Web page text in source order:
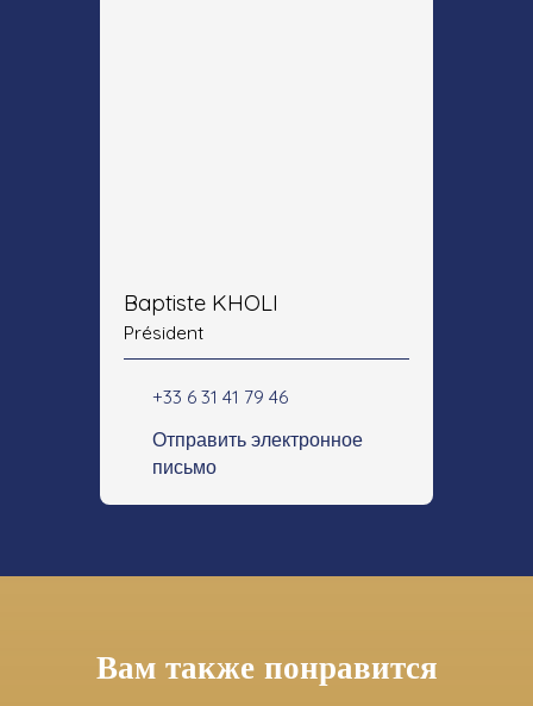
Baptiste KHOLI
Président
+33 6 31 41 79 46
Отправить электронное
письмо
Вам также понравится